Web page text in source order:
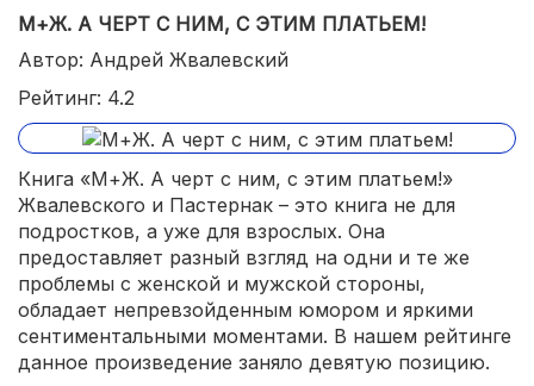
М+Ж. А ЧЕРТ С НИМ, С ЭТИМ ПЛАТЬЕМ!
Автор: Андрей Жвалевский
Рейтинг: 4.2
Книга «М+Ж. А черт с ним, с этим платьем!»
Жвалевского и Пастернак – это книга не для
подростков, а уже для взрослых. Она
предоставляет разный взгляд на одни и те же
проблемы с женской и мужской стороны,
обладает непревзойденным юмором и яркими
сентиментальными моментами. В нашем рейтинге
данное произведение заняло девятую позицию.